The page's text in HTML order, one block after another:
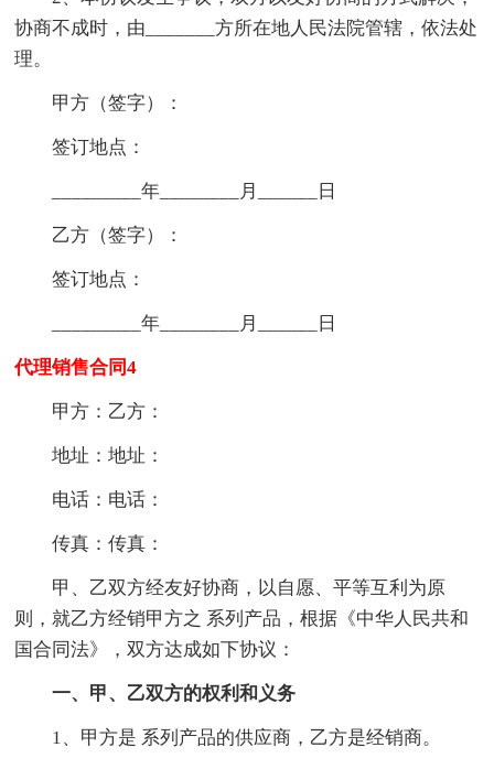
协商不成时，由_______方所在地人民法院管辖，依法处
理。
甲方（签字）：
签订地点：
_________年________月______日
乙方（签字）：
签订地点：
_________年________月______日
代理销售合同4
甲方：乙方：
地址：地址：
电话：电话：
传真：传真：
甲、乙双方经友好协商，以自愿、平等互利为原
则，就乙方经销甲方之 系列产品，根据《中华人民共和
国合同法》，双方达成如下协议：
一、甲、乙双方的权利和义务
1、甲方是 系列产品的供应商，乙方是经销商。